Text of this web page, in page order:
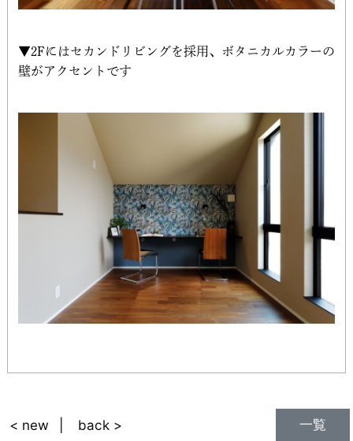
▼2Fにはセカンドリビングを採用、ボタニカルカラーの
壁がアクセントです
一覧
< new back >